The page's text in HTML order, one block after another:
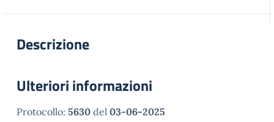
Descrizione
Ulteriori informazioni
Protocollo: 5630 del 03-06-2025